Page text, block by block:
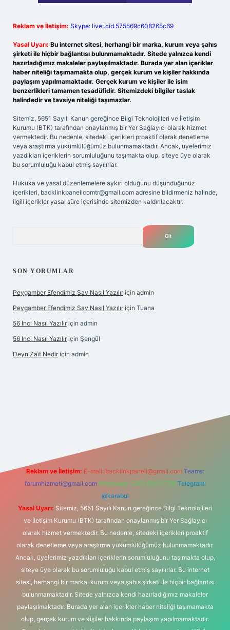
Reklam ve İletişim: Skype: live:.cid.575569c608265c69
Yasal Uyarı: Bu internet sitesi, herhangi bir marka, kurum veya şahıs
şirketi ile hiçbir bağlantısı bulunmamaktadır. Sitede yalnızca kendi
hazırladığımız makaleler paylaşılmaktadır. Burada yer alan içerikler
haber niteliği taşımamakta olup, gerçek kurum ve kişiler hakkında
paylaşım yapılmamaktadır. Gerçek kurum ve kişiler ile isim
benzerlikleri tamamen tesadüfidir. Sitemizdeki bilgiler taslak
halindedir ve tavsiye niteliği taşımazlar.
Sitemiz, 5651 Sayılı Kanun gereğince Bilgi Teknolojileri ve İletişim
Kurumu (BTK) tarafından onaylanmış bir Yer Sağlayıcı olarak hizmet
vermektedir. Bu nedenle, sitedeki içerikleri proaktif olarak denetleme
veya araştırma yükümlülüğümüz bulunmamaktadır. Ancak, üyelerimiz
yazdıkları içeriklerin sorumluluğunu taşımakta olup, siteye üye olarak
bu sorumluluğu kabul etmiş sayılırlar.
Hukuka ve yasal düzenlemelere aykırı olduğunu düşündüğünüz
içerikleri, backlinkpanelicomtr@gmail.com adresine bildirmeniz halinde,
ilgili içerikler yasal süre içerisinde sitemizden kaldırılacaktır.
SON YORUMLAR
Peygamber Efendimiz Sav Nasıl Yazılır için admin
Peygamber Efendimiz Sav Nasıl Yazılır için Tuana
56 Inci Nasıl Yazılır için admin
56 Inci Nasıl Yazılır için Şengül
Deyn Zaif Nedir için admin
Reklam ve İletişim: E-mail: backlinkpaneli@gmail.com Teams:
forumhizmeti@gmail.com Whatsapp: 0262 606 0 726 Telegram:
@karabul
Yasal Uyarı: Sitemiz, 5651 Sayılı Kanun gereğince Bilgi Teknolojileri
ve İletişim Kurumu (BTK) tarafından onaylanmış bir Yer Sağlayıcı
olarak hizmet vermektedir. Bu nedenle, sitedeki içerikleri proaktif
olarak denetleme veya araştırma yükümlülüğümüz bulunmamaktadır.
Ancak, üyelerimiz yazdıkları içeriklerin sorumluluğunu taşımakta olup,
siteye üye olarak bu sorumluluğu kabul etmiş sayılırlar. Bu internet
sitesi, herhangi bir marka, kurum veya şahıs şirketi ile hiçbir bağlantısı
bulunmamaktadır. Sitede yalnızca kendi hazırladığımız makaleler
paylaşılmaktadır. Burada yer alan içerikler haber niteliği taşımamakta
olup, gerçek kurum ve kişiler hakkında paylaşım yapılmamaktadır.